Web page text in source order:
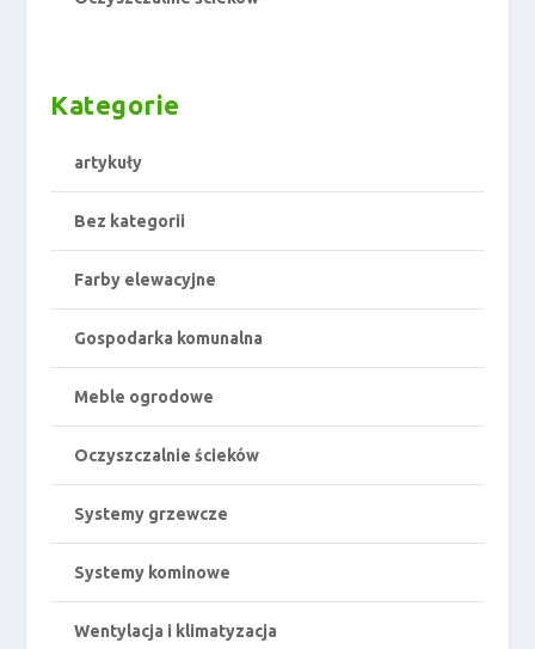
Kategorie
artykuły
Bez kategorii
Farby elewacyjne
Gospodarka komunalna
Meble ogrodowe
Oczyszczalnie ścieków
Systemy grzewcze
Systemy kominowe
Wentylacja i klimatyzacja